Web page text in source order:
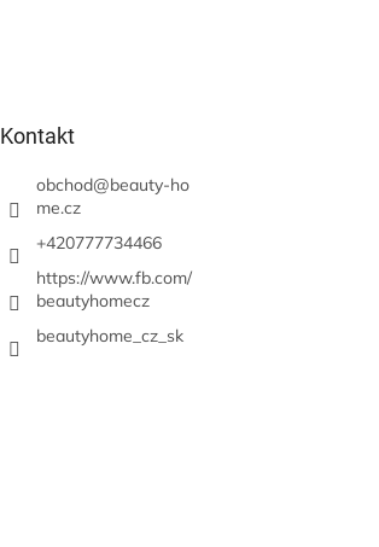
Kontakt
obchod@beauty-ho
me.cz
+420777734466
https://www.fb.com/
beautyhomecz
beautyhome_cz_sk